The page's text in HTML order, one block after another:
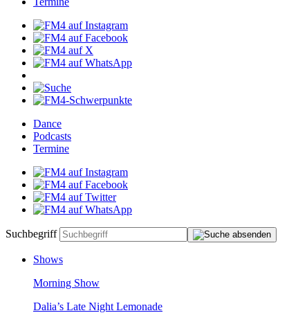
Dance
Podcasts
Termine
Suchbegriff
Shows
MorningShow
Dalia’sLateNightLemonade